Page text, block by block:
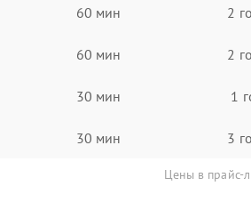
60 мин 2
60 мин 2
30 мин 1
30 мин 3
Цены в прайс-